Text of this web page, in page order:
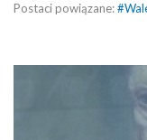
Postaci powiązane:#